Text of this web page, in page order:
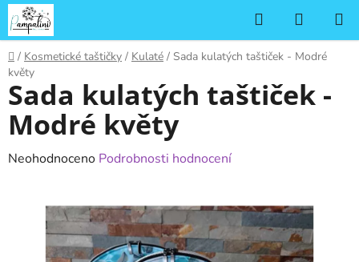
Přejít
na
obsah
Hledat
KOŠÍK
Domů
/ Kosmetické taštičky / Kulaté / Sada kulatých taštiček - Modré
květy
Sada kulatých taštiček -
Modré květy
Průměrné
produktu
Neohodnoceno Podrobnosti hodnocení